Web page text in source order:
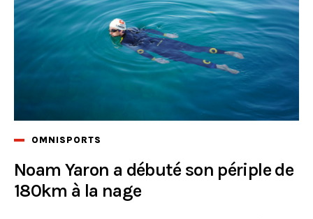
OMNISPORTS
Noam Yaron a débuté son périple de
180km à la nage